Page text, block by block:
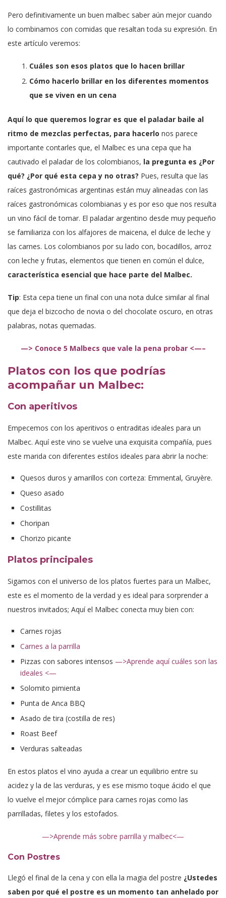
Pero definitivamente un buen malbec saber aún mejor cuando
lo combinamos con comidas que resaltan toda su expresión. En
este artículo veremos:
Cuáles son esos platos que lo hacen brillar
Cómo hacerlo brillar en los diferentes momentos
que se viven en un cena
Aquí lo que queremos lograr es que el paladar baile al
ritmo de mezclas perfectas, para hacerlo nos parece
importante contarles que, el Malbec es una cepa que ha
cautivado el paladar de los colombianos, la pregunta es ¿Por
qué? ¿Por qué esta cepa y no otras? Pues, resulta que las
raíces gastronómicas argentinas están muy alineadas con las
raíces gastronómicas colombianas y es por eso que nos resulta
un vino fácil de tomar. El paladar argentino desde muy pequeño
se familiariza con los alfajores de maicena, el dulce de leche y
las carnes. Los colombianos por su lado con, bocadillos, arroz
con leche y frutas, elementos que tienen en común el dulce,
característica esencial que hace parte del Malbec.
Tip: Esta cepa tiene un final con una nota dulce similar al final
que deja el bizcocho de novia o del chocolate oscuro, en otras
palabras, notas quemadas.
—> Conoce 5 Malbecs que vale la pena probar <—–
Platos con los que podrías
acompañar un Malbec:
Con aperitivos
Empecemos con los aperitivos o entraditas ideales para un
Malbec. Aquí este vino se vuelve una exquisita compañía, pues
este marida con diferentes estilos ideales para abrir la noche:
Quesos duros y amarillos con corteza: Emmental, Gruyère.
Queso asado
Costillitas
Choripan
Chorizo picante
Platos principales
Sigamos con el universo de los platos fuertes para un Malbec,
este es el momento de la verdad y es ideal para sorprender a
nuestros invitados; Aquí el Malbec conecta muy bien con:
Carnes rojas
Carnes a la parrilla
Pizzas con sabores intensos —>Aprende aquí cuáles son las
ideales <—
Solomito pimienta
Punta de Anca BBQ
Asado de tira (costilla de res)
Roast Beef
Verduras salteadas
En estos platos el vino ayuda a crear un equilibrio entre su
acidez y la de las verduras, y es ese mismo toque ácido el que
lo vuelve el mejor cómplice para carnes rojas como las
parrilladas, filetes y los estofados.
—>Aprende más sobre parrilla y malbec<—
Con Postres
Llegó el final de la cena y con ella la magia del postre ¿Ustedes
saben por qué el postre es un momento tan anhelado por